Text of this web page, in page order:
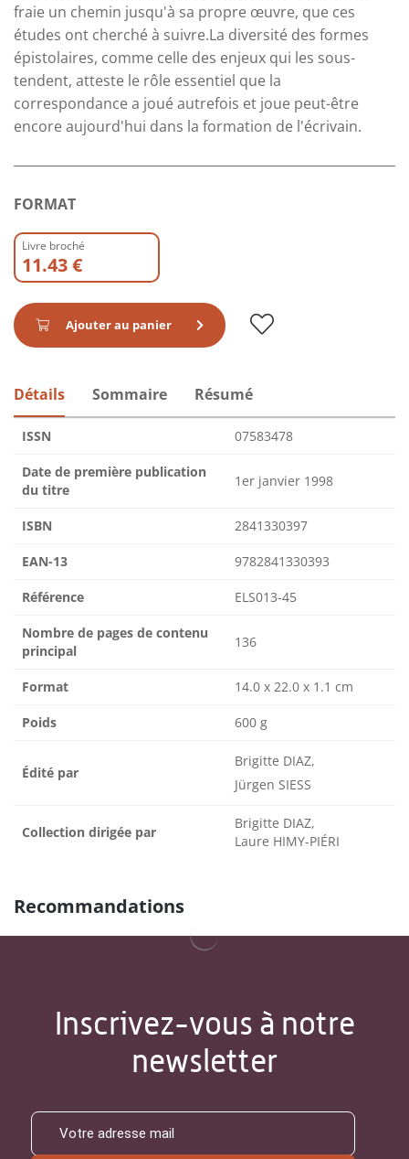
fraie un chemin jusqu'à sa propre œuvre, que ces
études ont cherché à suivre.La diversité des formes
épistolaires, comme celle des enjeux qui les sous-
tendent, atteste le rôle essentiel que la
correspondance a joué autrefois et joue peut-être
encore aujourd'hui dans la formation de l'écrivain.
FORMAT
Livre broché
11.43 €
Ajouter au panier
Détails Sommaire Résumé
ISSN 07583478
Date de première publication
du titre
1er janvier 1998
ISBN 2841330397
EAN-13 9782841330393
Référence ELS013-45
Nombre de pages de contenu
principal
136
Format 14.0 x 22.0 x 1.1 cm
Poids 600 g
Édité par
Brigitte DIAZ,
Jürgen SIESS
Collection dirigée par
Brigitte DIAZ,
Laure HIMY-PIÉRI
Recommandations
Inscrivez-vous à notre
newsletter